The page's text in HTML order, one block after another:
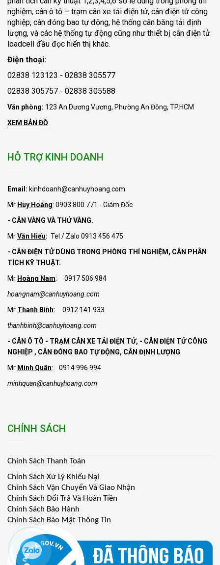
nghiệm, cân ô tô – trạm cân xe tải điện tử, cân điện tử công
nghiệp, cân đóng bao tự động, hệ thống cân băng tải định
lượng, và các hệ thống tự động cũng như thiết bị cân điện tử
loadcell đầu đọc hiển thị khác.
Điện thoại:
02838 123123 - 02838 305577
02838 305757 - 02838 305588
Văn phòng: 123 An Dương Vương, Phường An Đông, TP.HCM
XEM BẢN ĐỒ
HỖ TRỢ KINH DOANH
Email: kinhdoanh@canhuyhoang.com
Mr Huy Hoàng: 0903 800 771 - Giám Đốc
- CÂN VÀNG VÀ THỬ VÀNG.
MrVăn Hiếu: Tel / Zalo 0913 456 475
- CÂN ĐIỆN TỬ DÙNG TRONG PHÒNG THÍ NGHIỆM, CÂN PHÂN
TÍCH KỸ THUẬT.
Mr Hoàng Nam: 0917 506 984
hoangnam@canhuyhoang.com
Mr Thanh Bình: 0912 141 933
thanhbinh@canhuyhoang.com
- CÂN Ô TÔ - TRẠM CÂN XE TẢI ĐIỆN TỬ, - CÂN ĐIỆN TỬ CÔNG
NGHIỆP , CÂN ĐÓNG BAO TỰ ĐỘNG, CÂN ĐỊNH LƯỢNG
Mr Minh Quân: 0914 996 994
minhquan@canhuyhoang.com
CHÍNH SÁCH
Chính Sách Thanh Toán
Chính Sách Xử Lý Khiếu Nại
Chính Sách Vận Chuyển Và Giao Nhận
Chính Sách Đổi Trả Và Hoàn Tiền
Chính Sách Bảo Hành
Chính Sách Bảo Mật Thông Tin